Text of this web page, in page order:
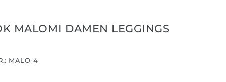
MALOMI DAMEN LEGGINGS
MALO-4